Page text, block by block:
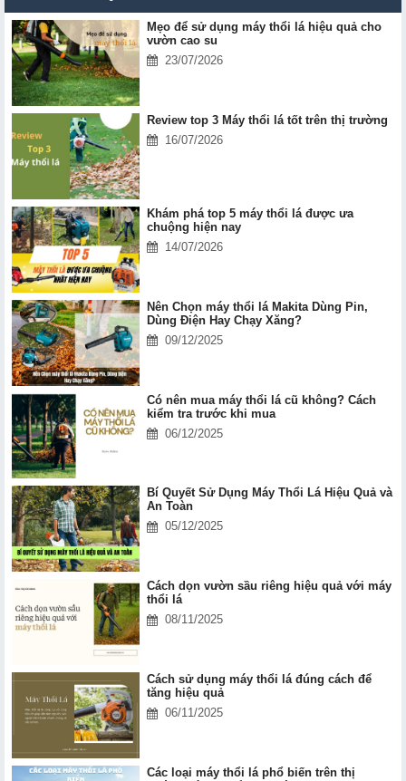
Mẹo để sử dụng máy thổi lá hiệu quả cho
vườn cao su
23/07/2026
Review top 3 Máy thổi lá tốt trên thị trường
16/07/2026
Khám phá top 5 máy thổi lá được ưa
chuộng hiện nay
14/07/2026
Nên Chọn máy thổi lá Makita Dùng Pin,
Dùng Điện Hay Chạy Xăng?
09/12/2025
Có nên mua máy thổi lá cũ không? Cách
kiểm tra trước khi mua
06/12/2025
Bí Quyết Sử Dụng Máy Thổi Lá Hiệu Quả và
An Toàn
05/12/2025
Cách dọn vườn sầu riêng hiệu quả với máy
thổi lá
08/11/2025
Cách sử dụng máy thổi lá đúng cách để
tăng hiệu quả
06/11/2025
Các loại máy thổi lá phổ biến trên thị